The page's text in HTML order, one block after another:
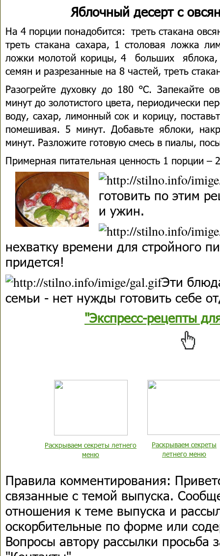
Яблочный десерт с
На 4 порции понадобится: треть стакана
треть стакана сахара, 1 столовая ложка
ложки молотой корицы, 4 больших
семян и разрезанные на 8 частей, треть
Разогрейте духовку до 180 °С. Запекайте
минут до золотистого цвета, периодически
воду, сахар, лимонный сок и корицу,
помешивая. 5 минут. Добавьте яблоки,
минут. Разложите готовую смесь в пиалы,
Примерная питательная ценность 1 порции –
готовить по этим
и ужин.
нехватку времени для стройного
придется!
Эти
семьи - нет нужды готовить себе
"Экспресс-рецепты
Раскрываем секреты летнего
меню
Раскрываем секреты
летнего меню
Правила комментирования:
связанные с темой выпуска.
отношения к теме выпуска и
оскорбительные по форме или
Вопросы автору рассылки просьба